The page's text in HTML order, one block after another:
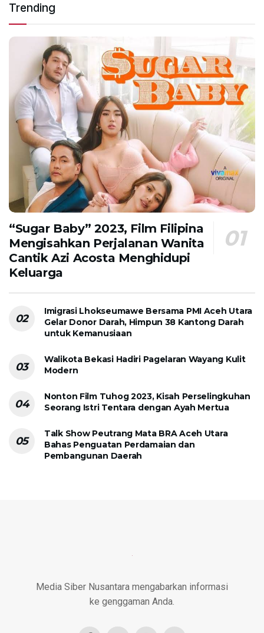
Trending
“Sugar Baby” 2023, Film Filipina
Mengisahkan Perjalanan Wanita
Cantik Azi Acosta Menghidupi
Keluarga
Imigrasi Lhokseumawe Bersama PMI Aceh Utara
Gelar Donor Darah, Himpun 38 Kantong Darah
untuk Kemanusiaan
Walikota Bekasi Hadiri Pagelaran Wayang Kulit
Modern
Nonton Film Tuhog 2023, Kisah Perselingkuhan
Seorang Istri Tentara dengan Ayah Mertua
Talk Show Peutrang Mata BRA Aceh Utara
Bahas Penguatan Perdamaian dan
Pembangunan Daerah
Media Siber Nusantara mengabarkan informasi
ke genggaman Anda.